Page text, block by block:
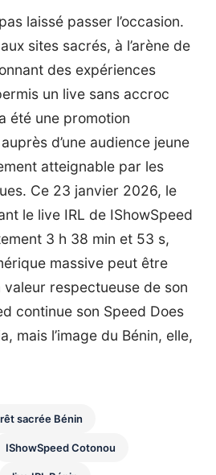
laissé passer l’occasion.
sites sacrés, à l’arène de
des expériences
un live sans accroc
été une promotion
d’une audience jeune
atteignable par les
Ce 23 janvier 2026, le
le live IRL de IShowSpeed
3 h 38 min et 53 s,
massive peut être
valeur respectueuse de son
continue son Speed Does
mais l’image du Bénin, elle,
sacrée Bénin
IShowSpeed Cotonou